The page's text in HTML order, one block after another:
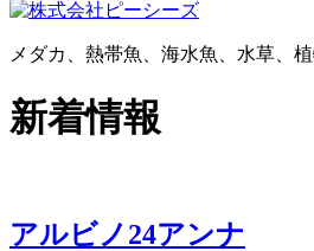
メダカ、熱帯魚、海水魚、水草、
新着情報
アルビノ24アンナ